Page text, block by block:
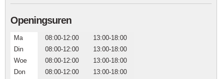
Openingsuren
Ma 08:00-12:00
13:00-18:00
Din
08:00-12:00
13:00-18:00
Woe
08:00-12:00
13:00-18:00
Don
08:00-12:00
13:00-18:00